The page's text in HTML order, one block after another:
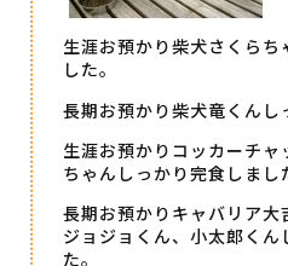
生涯お預かり柴犬さくら
した。
長期お預かり柴犬竜くんし
生涯お預かりコッカーチ
ちゃんしっかり完食しまし
長期お預かりキャバリア
ジョジョくん、小太郎くん
た。